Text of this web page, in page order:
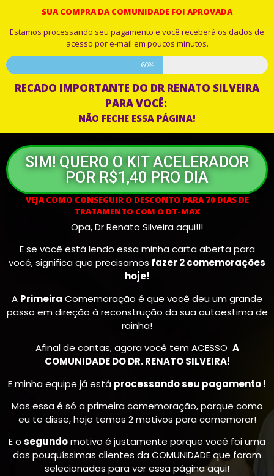
SUA COMPRA DA COMUNIDADE FOI APROVADA
Estamos processando seu pagamento e você receberá os dados de
acesso por e-mail em poucos minutos.
60%
RECADO IMPORTANTE DO DR RENATO SILVEIRA
PARA VOCÊ:
NÃO FECHE ESSA PÁGINA!
SIM! QUERO O KIT ACELERADOR
POR R$1,40 PRO DIA
VEJA COMO CONSEGUIR O DESCONTO PARA 70 DIAS DE
TRATAMENTO COM O DT-MAX
Opa, Dr Renato Silveira aqui!!!
E se você está lendo essa minha carta aberta para
você, significa que precisamos fazer 2 comemorações
hoje!
A Primeira Comemoração é que você deu um grande
passo em direção à reconstrução da sua autoestima de
rainha!
Afinal de contas, agora você tem ACESSO A
COMUNIDADE DO DR. RENATO SILVEIRA!
E minha equipe já está processando seu pagamento !
Mas essa é só a primeira comemoração, porque como
eu te disse, hoje temos 2 motivos para comemorar!
E o segundomotivo é justamente porque você foi uma
das pouquíssimas clientes da COMUNIDADE que foram
selecionadas para ver essa página aqui!